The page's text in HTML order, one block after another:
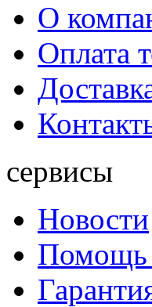
О
Оплата
сервисы
Новости
Помощь